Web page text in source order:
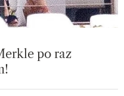
po raz